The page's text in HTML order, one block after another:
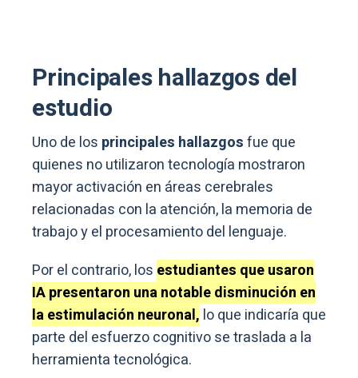
Principales hallazgos del
estudio
Uno de los principales hallazgosfue que
quienes no utilizaron tecnología mostraron
mayor activación en áreas cerebrales
relacionadas con la atención, la memoria de
trabajo y el procesamiento del lenguaje.
Por el contrario, los estudiantes que usaron
IA presentaron una notable disminución en
la estimulación neuronal, lo que indicaría que
parte del esfuerzo cognitivo se traslada a la
herramienta tecnológica.